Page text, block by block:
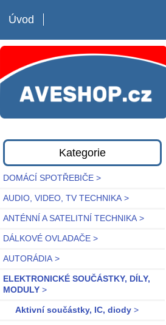
Úvod
Kategorie
DOMÁCÍ SPOTŘEBIČE >
AUDIO, VIDEO, TV TECHNIKA >
ANTÉNNÍ A SATELITNÍ TECHNIKA >
DÁLKOVÉ OVLADAČE >
AUTORÁDIA >
ELEKTRONICKÉ SOUČÁSTKY, DÍLY,
MODULY >
Aktivní součástky, IC, diody >